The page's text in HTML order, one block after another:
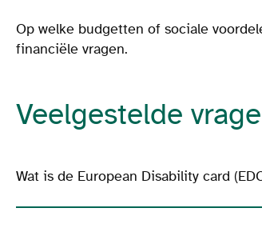
Op welke budgetten of sociale
financiële vragen.
Veelgestelde
Wat is de European Disability card